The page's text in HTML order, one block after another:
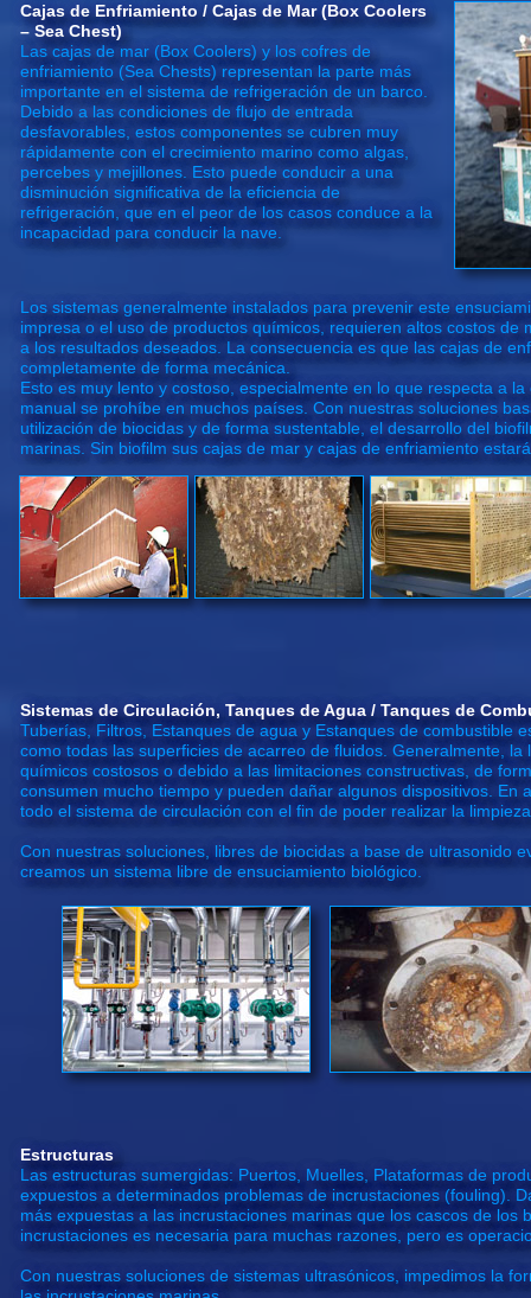
Cajas de Enfriamiento / Cajas de Mar (Box Coolers
– Sea Chest)
Las cajas de mar (Box Coolers) y los cofres de
enfriamiento (Sea Chests) representan la parte más
importante en el sistema de refrigeración de un barco.
Debido a las condiciones de flujo de entrada
desfavorables, estos componentes se cubren muy
rápidamente con el crecimiento marino como algas,
percebes y mejillones. Esto puede conducir a una
disminución significativa de la eficiencia de
refrigeración, que en el peor de los casos conduce a la
incapacidad para conducir la nave.
Los sistemas generalmente instalados para prevenir este
impresa o el uso de productos químicos, requieren altos costos de
a los resultados deseados. La consecuencia es que las cajas de
completamente de forma mecánica.
Esto es muy lento y costoso, especialmente en lo que respecta a
manual se prohíbe en muchos países. Con nuestras soluciones
utilización de biocidas y de forma sustentable, el desarrollo del
marinas. Sin biofilm sus cajas de mar y cajas de enfriamiento
Sistemas de Circulación, Tanques de Agua / Tanques de
Tuberías, Filtros, Estanques de agua y Estanques de combustible
como todas las superficies de acarreo de fluidos. Generalmente,
químicos costosos o debido a las limitaciones constructivas, de
consumen mucho tiempo y pueden dañar algunos dispositivos. En
todo el sistema de circulación con el fin de poder realizar la
Con nuestras soluciones, libres de biocidas a base de ultrasonido
creamos un sistema libre de ensuciamiento biológico.
Estructuras
Las estructuras sumergidas: Puertos, Muelles, Plataformas de
expuestos a determinados problemas de incrustaciones (fouling).
más expuestas a las incrustaciones marinas que los cascos de los
incrustaciones es necesaria para muchas razones, pero es
Con nuestras soluciones de sistemas ultrasónicos, impedimos la